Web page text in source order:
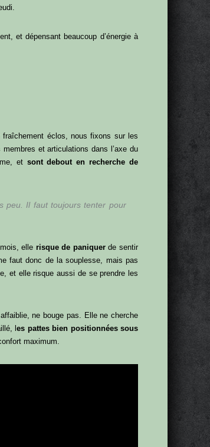
et dépensant beaucoup d’énergie à
éclos, nous fixons sur les
et articulations dans l’axe du
et sont debout en recherche de
peu. Il faut toujours tenter pour
elle risque de paniquerde sentir
faut donc de la souplesse, mais pas
et elle risque aussi de se prendre les
ne bouge pas. Elle ne cherche
les pattes bien positionnées sous
maximum.